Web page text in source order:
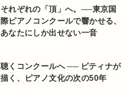
それぞれの「頂」へ。──東京国
際ピアノコンクールで響かせる、
あなたにしか出せない一音
聴くコンクールへ ── ピティナが
描く、ピアノ文化の次の50年